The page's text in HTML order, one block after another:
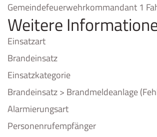
Gemeindefeuerwehrkommandant 1
Weitere
Einsatzart
Brandeinsatz
Einsatzkategorie
Brandeinsatz > Brandmeldeanlage
Alarmierungsart
Personenrufempfänger